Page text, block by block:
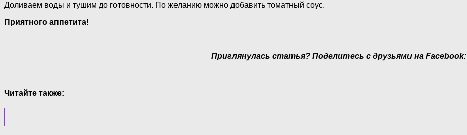
Доливаем воды и тушим до готовности. По желанию можно добавить томатный соус.
Приятного аппетита!
Приглянулась статья? Поделитесь с друзьями на Facebook:
Читайте также: